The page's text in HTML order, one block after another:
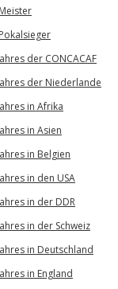
der CONCACAF
der Niederlande
in Afrika
in Asien
in Belgien
in den USA
in der DDR
in der Schweiz
in Deutschland
in England